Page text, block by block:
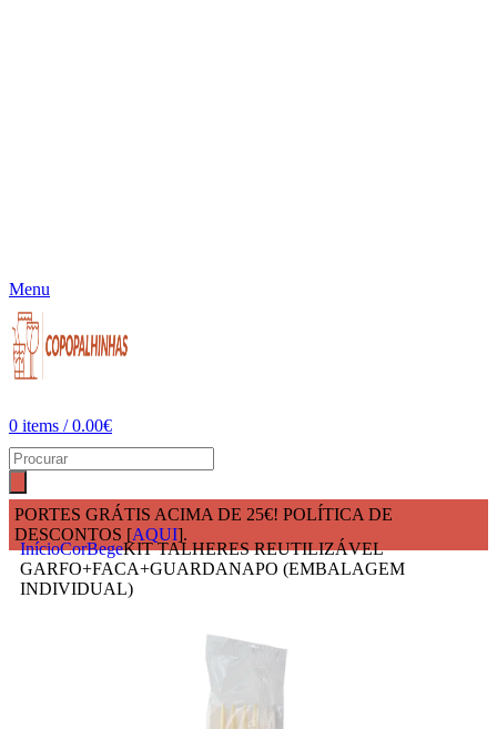
Menu
0 items / 0.00€
PORTES GRÁTIS ACIMA DE 25€! POLÍTICA DE
DESCONTOS [AQUI].
InícioCorBegeKIT TALHERES REUTILIZÁVEL
GARFO+FACA+GUARDANAPO (EMBALAGEM
INDIVIDUAL)